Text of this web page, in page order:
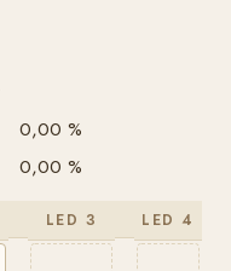
0,00 %
0,00 %
LED 3 LED 4